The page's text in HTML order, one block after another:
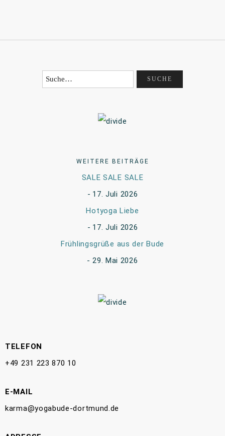
WEITERE BEITRÄGE
SALE SALE SALE
17. Juli 2026
Hotyoga Liebe
17. Juli 2026
Frühlingsgrüße aus der Bude
29. Mai 2026
TELEFON
+49 231 223 870 10
E-MAIL
karma@yogabude-dortmund.de